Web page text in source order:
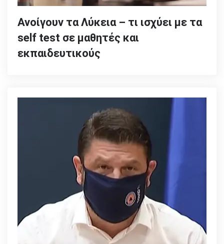
Ανοίγουν τα Λύκεια – τι ισχύει με τα
self test σε μαθητές και
εκπαιδευτικούς